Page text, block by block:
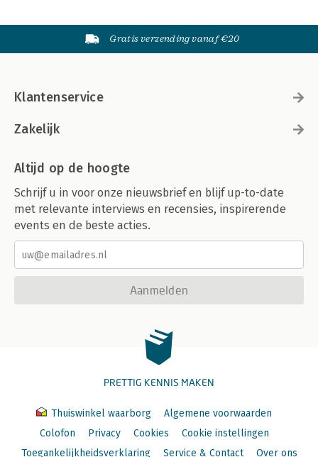
Gratis verzending vanaf €20
Klantenservice
Zakelijk
Altijd op de hoogte
Schrijf u in voor onze nieuwsbrief en blijf up-to-date
met relevante interviews en recensies, inspirerende
events en de beste acties.
Aanmelden
PRETTIG KENNIS MAKEN
Thuiswinkel waarborg
Algemene voorwaarden
Colofon
Privacy Cookies
Cookie instellingen
Toegankelijkheidsverklaring
Service & Contact Over ons